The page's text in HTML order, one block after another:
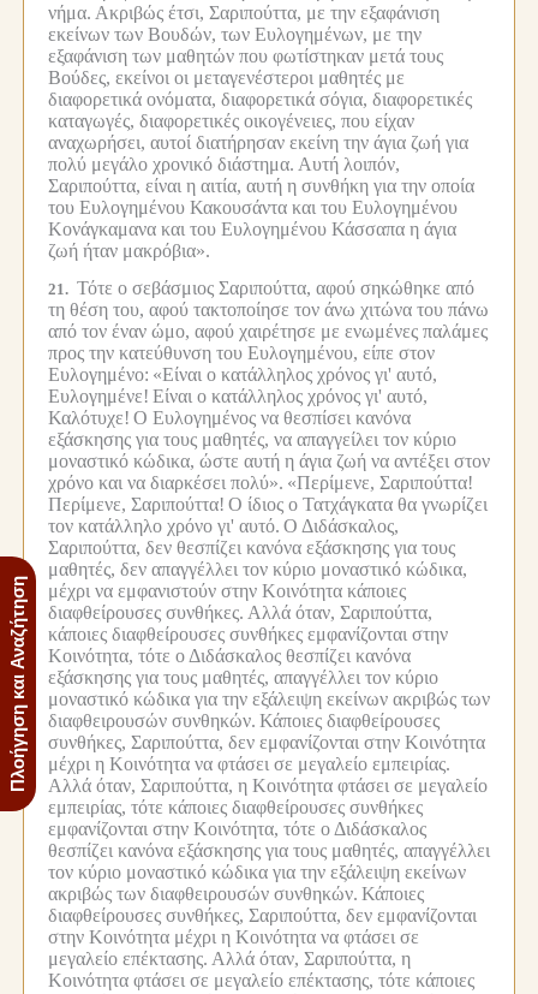
Πλοήγηση και Αναζήτηση
νήμα. Ακριβώς έτσι, Σαριπούττα, με την εξαφάνιση
εκείνων των Βουδών, των Ευλογημένων, με την
εξαφάνιση των μαθητών που φωτίστηκαν μετά τους
Βούδες, εκείνοι οι μεταγενέστεροι μαθητές με
διαφορετικά ονόματα, διαφορετικά σόγια, διαφορετικές
καταγωγές, διαφορετικές οικογένειες, που είχαν
αναχωρήσει, αυτοί διατήρησαν εκείνη την άγια ζωή για
πολύ μεγάλο χρονικό διάστημα. Αυτή λοιπόν,
Σαριπούττα, είναι η αιτία, αυτή η συνθήκη για την οποία
του Ευλογημένου Κακουσάντα και του Ευλογημένου
Κονάγκαμανα και του Ευλογημένου Κάσσαπα η άγια
ζωή ήταν μακρόβια».
21. Τότε ο σεβάσμιος Σαριπούττα, αφού σηκώθηκε από
τη θέση του, αφού τακτοποίησε τον άνω χιτώνα του πάνω
από τον έναν ώμο, αφού χαιρέτησε με ενωμένες παλάμες
προς την κατεύθυνση του Ευλογημένου, είπε στον
Ευλογημένο: «Είναι ο κατάλληλος χρόνος γι' αυτό,
Ευλογημένε! Είναι ο κατάλληλος χρόνος γι' αυτό,
Καλότυχε! Ο Ευλογημένος να θεσπίσει κανόνα
εξάσκησης για τους μαθητές, να απαγγείλει τον κύριο
μοναστικό κώδικα, ώστε αυτή η άγια ζωή να αντέξει στον
χρόνο και να διαρκέσει πολύ». «Περίμενε, Σαριπούττα!
Περίμενε, Σαριπούττα! Ο ίδιος ο Τατχάγκατα θα γνωρίζει
τον κατάλληλο χρόνο γι' αυτό. Ο Διδάσκαλος,
Σαριπούττα, δεν θεσπίζει κανόνα εξάσκησης για τους
μαθητές, δεν απαγγέλλει τον κύριο μοναστικό κώδικα,
μέχρι να εμφανιστούν στην Κοινότητα κάποιες
διαφθείρουσες συνθήκες. Αλλά όταν, Σαριπούττα,
κάποιες διαφθείρουσες συνθήκες εμφανίζονται στην
Κοινότητα, τότε ο Διδάσκαλος θεσπίζει κανόνα
εξάσκησης για τους μαθητές, απαγγέλλει τον κύριο
μοναστικό κώδικα για την εξάλειψη εκείνων ακριβώς των
διαφθειρουσών συνθηκών. Κάποιες διαφθείρουσες
συνθήκες, Σαριπούττα, δεν εμφανίζονται στην Κοινότητα
μέχρι η Κοινότητα να φτάσει σε μεγαλείο εμπειρίας.
Αλλά όταν, Σαριπούττα, η Κοινότητα φτάσει σε μεγαλείο
εμπειρίας, τότε κάποιες διαφθείρουσες συνθήκες
εμφανίζονται στην Κοινότητα, τότε ο Διδάσκαλος
θεσπίζει κανόνα εξάσκησης για τους μαθητές, απαγγέλλει
τον κύριο μοναστικό κώδικα για την εξάλειψη εκείνων
ακριβώς των διαφθειρουσών συνθηκών. Κάποιες
διαφθείρουσες συνθήκες, Σαριπούττα, δεν εμφανίζονται
στην Κοινότητα μέχρι η Κοινότητα να φτάσει σε
μεγαλείο επέκτασης. Αλλά όταν, Σαριπούττα, η
Κοινότητα φτάσει σε μεγαλείο επέκτασης, τότε κάποιες